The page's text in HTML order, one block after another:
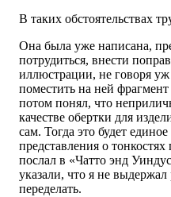
В таких обстоятельствах
Она была уже написана,
потрудиться, внести
иллюстрации, не говоря
поместить на ней
потом понял, что
качестве обертки для
сам. Тогда это будет
представления о
послал в «Чатто энд
указали, что я не
переделать.